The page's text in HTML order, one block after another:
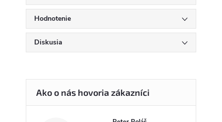
Hodnotenie
Diskusia